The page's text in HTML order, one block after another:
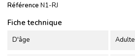
Référence N1-RJ
Fiche technique
D'âge Adulte